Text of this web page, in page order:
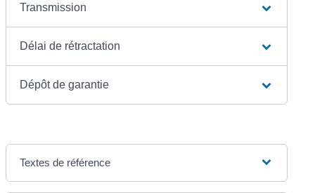
Transmission
Délai de rétractation
Dépôt de garantie
Textes de référence